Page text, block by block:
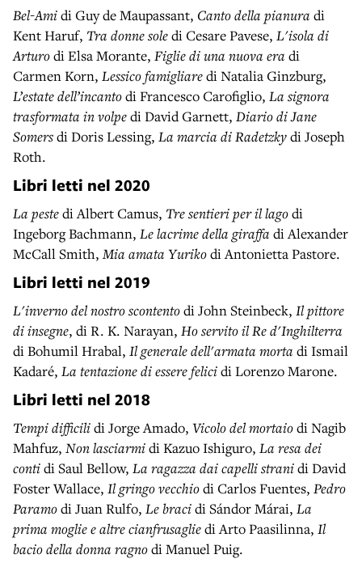
Bel-Amidi Guy de Maupassant, Canto della pianura di
Kent Haruf, Tra donne soledi Cesare Pavese, L'isola di
Arturodi Elsa Morante, Figlie di una nuova era di
Carmen Korn, Lessico famigliaredi Natalia Ginzburg,
L’estatedell’incantodi Francesco Carofiglio, La signora
trasformata in volpedi David Garnett, Diario di Jane
Somersdi Doris Lessing, La marcia di Radetzkydi Joseph
Roth.
Libri letti nel 2020
La pestedi Albert Camus, Tre sentieri per il lagodi
Ingeborg Bachmann, Le lacrime della giraffa di Alexander
McCall Smith,Mia amata Yurikodi Antonietta Pastore.
Libri letti nel 2019
L'inverno del nostro scontentodi John Steinbeck, Il pittore
di insegne, di R. K. Narayan, Ho servito il Re d'Inghilterra
di Bohumil Hrabal, Il generale dell'armata morta di Ismail
Kadaré, La tentazione di essere felicidi Lorenzo Marone.
Libri letti nel 2018
Tempi difficilidi Jorge Amado, Vicolo del mortaiodi Nagib
Mahfuz, Non lasciarmidi Kazuo Ishiguro, La resa dei
contidi Saul Bellow, La ragazza dai capelli stranidi David
Foster Wallace, Il gringo vecchiodi Carlos Fuentes, Pedro
Paramodi Juan Rulfo, Le bracidi Sándor Márai, La
prima moglie e altre cianfrusagliedi Arto Paasilinna, Il
bacio della donna ragnodi Manuel Puig.